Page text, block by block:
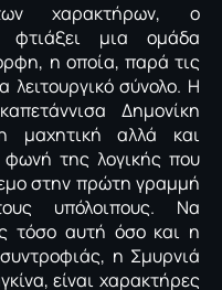
χαρακτήρων, ο
φτιάξει μια ομάδα
η οποία, παρά τις
λειτουργικό σύνολο. Η
Δημονίκη
μαχητική αλλά και
της λογικής που
στην πρώτη γραμμή
υπόλοιπους. Να
τόσο αυτή όσο και η
η Σμυρνιά
είναι χαρακτήρες